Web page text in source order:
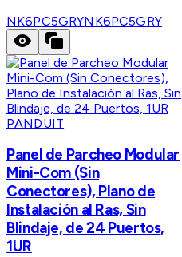
NK6PC5GRYNK6PC5GRY
PANDUIT
Panel de Parcheo Modular
Mini-Com (Sin
Conectores), Plano de
Instalación al Ras, Sin
Blindaje, de 24 Puertos,
1UR